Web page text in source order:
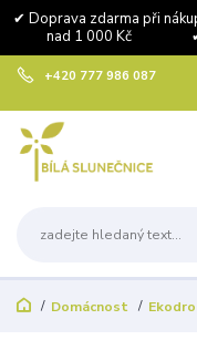
✔ Doprava zdarma při
nad 1 000 Kč ✔
+420 777 986 087
Domácnost